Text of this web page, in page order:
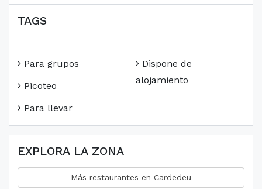
TAGS
Para grupos
Picoteo
Para llevar
Dispone de
alojamiento
EXPLORA LA ZONA
Más restaurantes en Cardedeu